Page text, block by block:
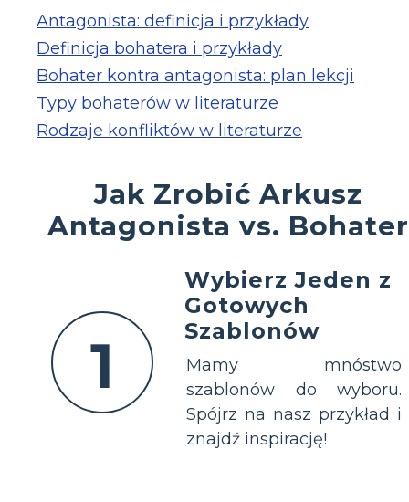
Antagonista: definicja i przykłady
Definicja bohatera i przykłady
Bohater kontra antagonista: plan lekcji
Typy bohaterów w literaturze
Rodzaje konfliktów w literaturze
Jak Zrobić Arkusz
Antagonista vs. Bohater
1
Wybierz Jeden z
Gotowych
Szablonów
Mamy mnóstwo
szablonów do wyboru.
Spójrz na nasz przykład i
znajdź inspirację!